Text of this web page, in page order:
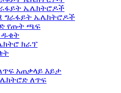
ኤሌክትሮዶች
ግራፋይት ኤሌክትሮዶች
የጡት ጫፍ
ዱቄት
ክራፕ
አጠቃላይ እይታ
ለጥፍ